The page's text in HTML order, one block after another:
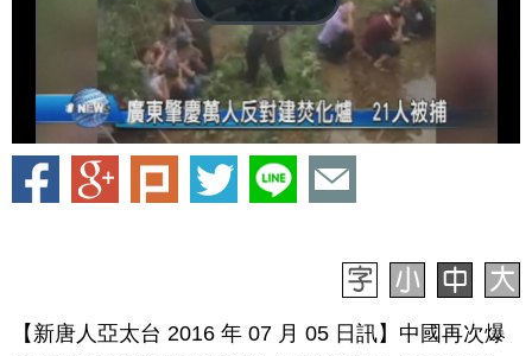
【新唐人亞太台 2016 年 07 月 05 日訊】中國再次爆